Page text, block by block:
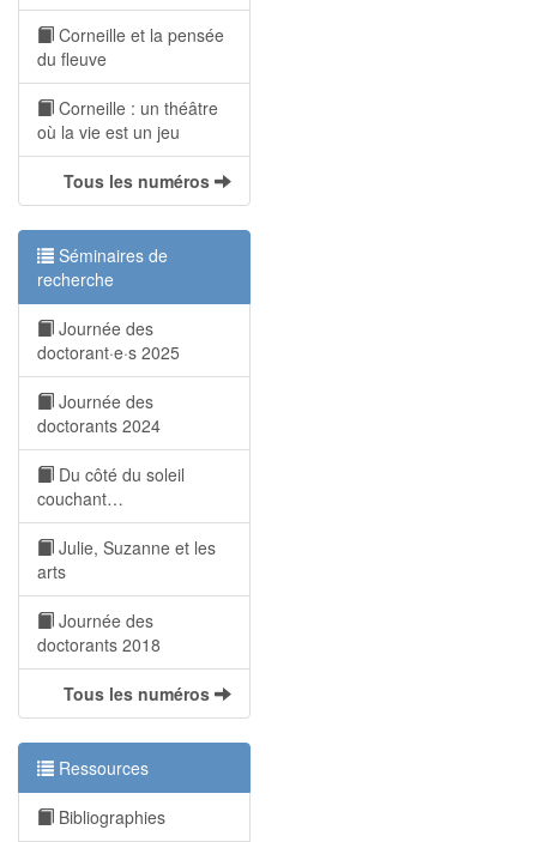
Corneille et la pensée
du fleuve
Corneille : un théâtre
où la vie est un jeu
Tous les numéros
Séminaires de
recherche
Journée des
doctorant·e·s 2025
Journée des
doctorants 2024
Du côté du soleil
couchant…
Julie, Suzanne et les
arts
Journée des
doctorants 2018
Tous les numéros
Ressources
Bibliographies